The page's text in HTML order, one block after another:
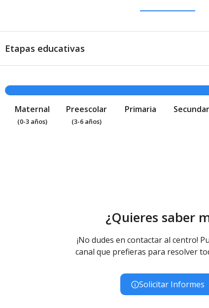
Etapas educativas
Maternal
(0-3 años)
Preescolar
(3-6 años)
Primaria
¿Quieres saber
¡No dudes en contactar al centro!
canal que prefieras para resolver
Solicitar Informes